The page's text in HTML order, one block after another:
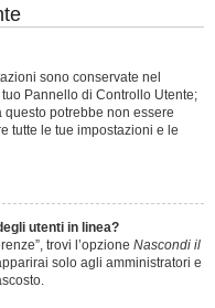
sono conservate nel
Pannello di Controllo Utente;
potrebbe non essere
tutte le tue impostazioni e le
utenti in linea?
trovi l’opzione Nascondi il
solo agli amministratori e